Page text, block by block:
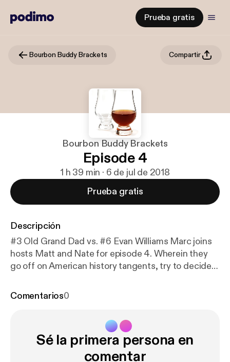
Prueba gratis
Bourbon Buddy Brackets Compartir
Bourbon Buddy Brackets
Episode 4
1 h 39 min · 6 de jul de 2018
Prueba gratis
Descripción
#3 Old Grand Dad vs. #6 Evan Williams Marc joins
hosts Matt and Nate for episode 4. Wherein they
go off on American history tangents, try to decide
guitar for everyone.
Comentarios0
Sé la primera persona en
comentar